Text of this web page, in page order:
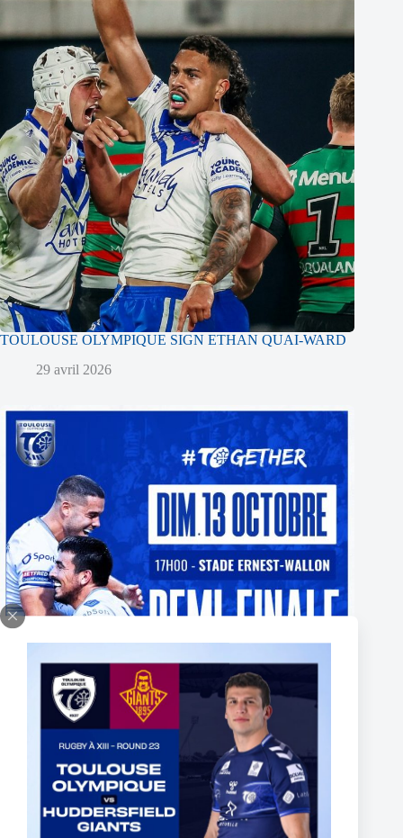
TOULOUSE OLYMPIQUE SIGN ETHAN QUAI-WARD
29 avril 2026
BILLETTERIE PARTENAIRE DEMI-FINALE
CHAMPIONSHIP 2024 – ABONNÉS INDIGO
2 octobre 2024